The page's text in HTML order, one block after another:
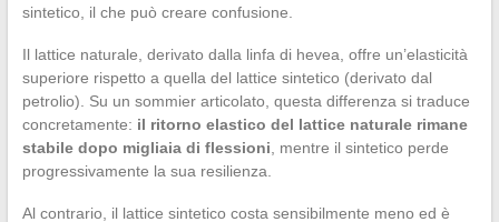
sintetico, il che può creare confusione.
Il lattice naturale, derivato dalla linfa di hevea, offre un’elasticità
superiore rispetto a quella del lattice sintetico (derivato dal
petrolio). Su un sommier articolato, questa differenza si traduce
concretamente: il ritorno elastico del lattice naturale rimane
stabile dopo migliaia di flessioni, mentre il sintetico perde
progressivamente la sua resilienza.
Al contrario, il lattice sintetico costa sensibilmente meno ed è